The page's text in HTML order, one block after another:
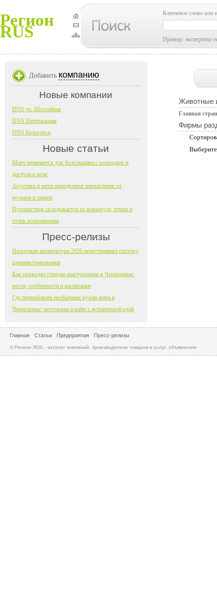
Регион
RUS
Ключевое слово или
Пример: экспертиза
Животные
Главная
Фирмы
Добавить компанию
Новые компании
DNS ул. Шоссейная
DNS Центральная
DNS Белогорск
Новые статьи
Матч начинается для болельщика с календаря и
доступа к игре
Акустика и ритм определяют впечатление от
музыки и танцев
Путешествие складывается из маршрута, темпа и
точек возвращения
Пресс-релизы
Налоговая архитектура 2026 перестраивает систему
администрирования
Как проходят стендап-выступления в Черноземье:
места, особенности и расписание
Где попробовать необычные кухни мира в
Черноземье: рестораны и кафе с аутентичной едой
Главная Статьи Предприятия Пресс-релизы
© Регион RUS - каталог компаний, производители товаров и услуг, объявления